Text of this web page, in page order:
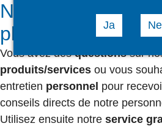
Nous vous
plaisir
Vous avez desquestionssur
produits/services ou vous
entretien personnel pour
conseils directs de notre
Utilisez ensuite notre service
Ja